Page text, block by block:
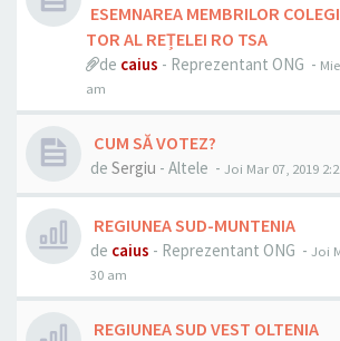
ESEMNAREA MEMBRILOR
TOR AL REȚELEI RO TSA
de caius - Reprezentant ONG -
am
CUM SĂ VOTEZ?
de Sergiu - Altele - Joi Mar 07, 2019
REGIUNEA SUD-MUNTENIA
de caius - Reprezentant ONG - Joi
30 am
REGIUNEA SUD VEST OLTENIA